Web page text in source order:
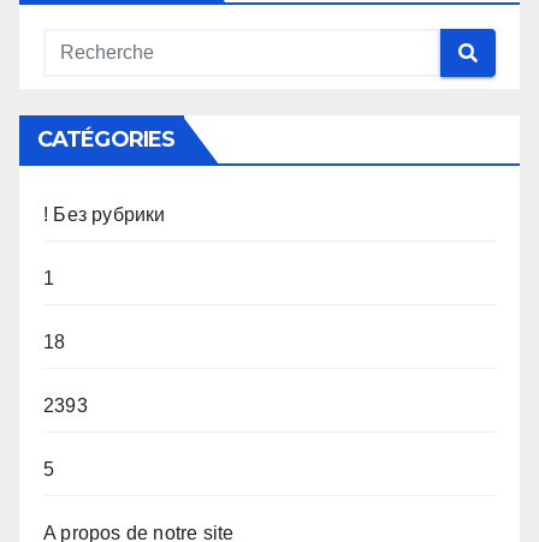
CATÉGORIES
! Без рубрики
1
18
2393
5
A propos de notre site